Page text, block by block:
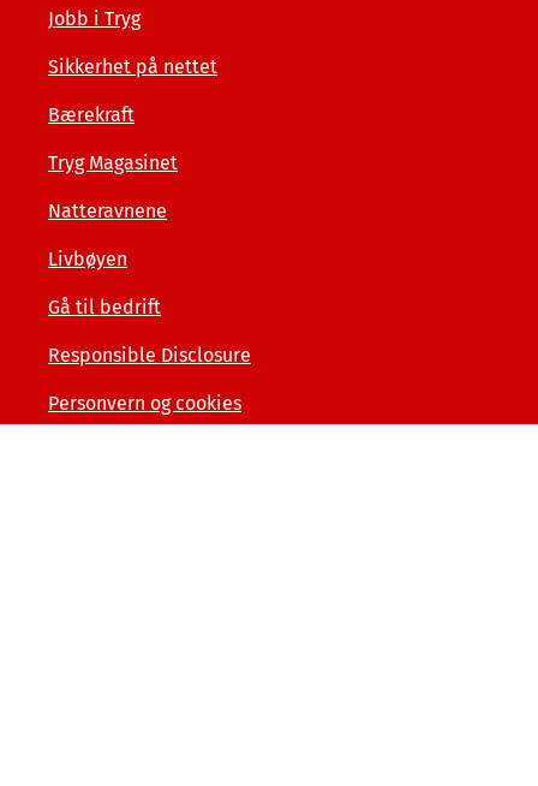
Jobb i Tryg
Sikkerhet på nettet
Bærekraft
Tryg Magasinet
Natteravnene
Livbøyen
Gå til bedrift
Responsible Disclosure
Personvern og cookies